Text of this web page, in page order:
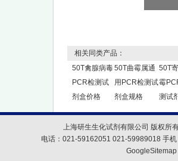
相关同类产品：
50T禽腺病毒
PCR检测试
剂盒价格
50T曲霉属通
用PCR检测试
剂盒规格
50T
霉
测试
上海研生生化试剂有限公司 版权所
电话：021-59162051 021-59989018 手
GoogleSitemap